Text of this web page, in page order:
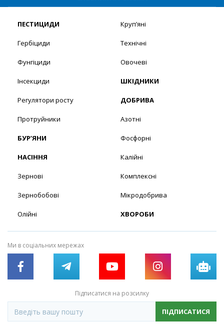
ПЕСТИЦИДИ
Гербіциди
Фунгіциди
Інсекциди
Регулятори росту
Протруйники
БУР’ЯНИ
НАСІННЯ
Зернові
Зернобобові
Олійні
Круп’яні
Технічні
Овочеві
ШКІДНИКИ
ДОБРИВА
Азотні
Фосфорні
Калійні
Комплексні
Мікродобрива
ХВОРОБИ
Ми в соціальних мережах
Підписатися на розсилку
ПІДПИСАТИСЯ